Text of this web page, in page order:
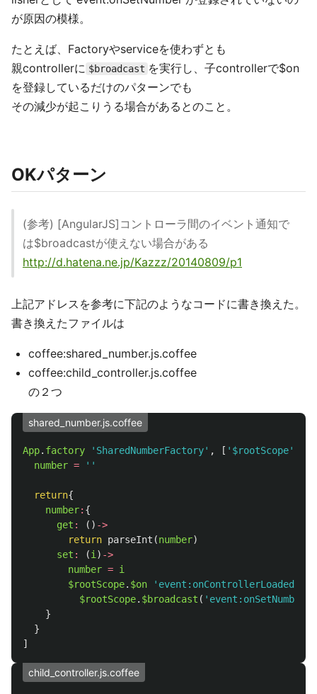
が原因の模様。
たとえば、Factoryやserviceを使わずとも
親controllerに $broadcast を実行し、子controllerで$on
を登録しているだけのパターンでも
その減少が起こりうる場合があるとのこと。
OKパターン
(参考) [AngularJS]コントローラ間のイベント通知で
は$broadcastが使えない場合がある
http://d.hatena.ne.jp/Kazzz/20140809/p1
上記アドレスを参考に下記のようなコードに書き換えた。
書き換えたファイルは
coffee:shared_number.js.coffee
coffee:child_controller.js.coffee
の２つ
shared_number.js.coffee
App. factory 'SharedNumberFactory' , [ '$rootScope'
number = ''
return{
number: {
get : () ->
return parseInt (number)
set : (i ) ->
number = i
$rootScope. $on 'event:onControllerLoaded'
$rootScope. $broadcast ( 'event:onSetNumber'
}
}
]
child_controller.js.coffee